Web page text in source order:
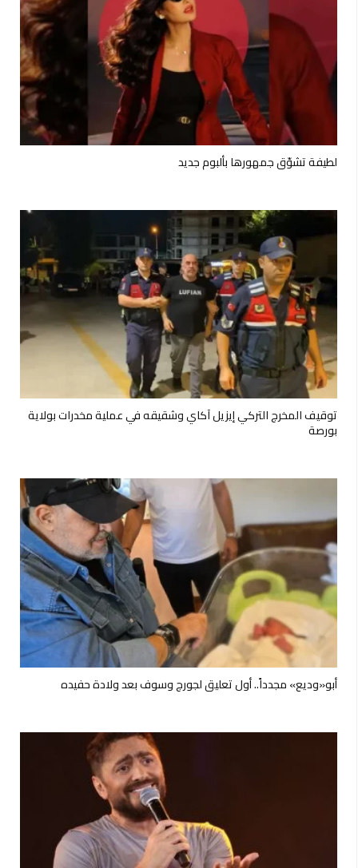
لطيفة تشوّق جمهورها بألبوم جديد
توقيف المخرج التركي إيزيل آكاي وشقيقه في عملية مخدرات بولاية
بورصة
أبو«وديع» مجدداً.. أول تعليق لجورج وسوف بعد ولادة حفيده